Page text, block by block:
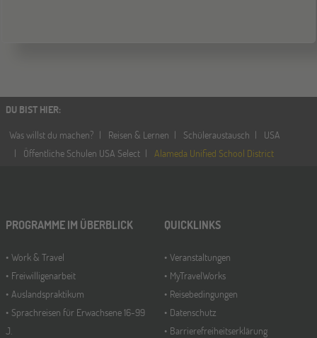
28 ONLINE
07 Bochum
07
NOV
Berlin
DU BIST HIER:
Was willst du machen?
Reisen & Lernen Schüleraustausch
USA
Öffentliche Schulen USA Select
Alameda Unified School District
PROGRAMME IM ÜBERBLICK
Work & Travel
Freiwilligenarbeit
Auslandspraktikum
Sprachreisen für Erwachsene 16-99
J.
QUICKLINKS
Veranstaltungen
MyTravelWorks
Reisebedingungen
Datenschutz
Barrierefreiheitserklärung